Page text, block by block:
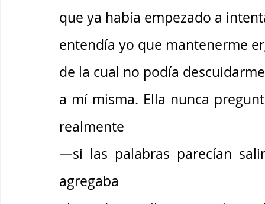
que ya había empezado a
entendía yo que mantenerme
de la cual no podía
a mí misma. Ella nunca
realmente
—si las palabras parecían
agregaba